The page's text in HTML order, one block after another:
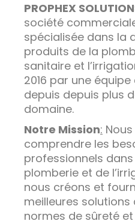
PROPHEX
société
spécialisée dans la
produits de la
sanitaire et
2016 par une
depuis depuis plus
domaine.
Notre Mission:
comprendre les
professionnels
plomberie et de
nous créons et
meilleures
normes de sûreté